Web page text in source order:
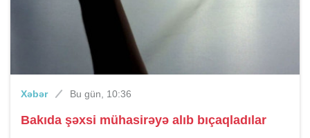
Xəbər Bu gün, 10:36
Bakıda şəxsi mühasirəyə alıb bıçaqladılar